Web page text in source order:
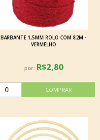
BARBANTE 1,5MM ROLO COM 82M -
VERMELHO
por: R$2,80